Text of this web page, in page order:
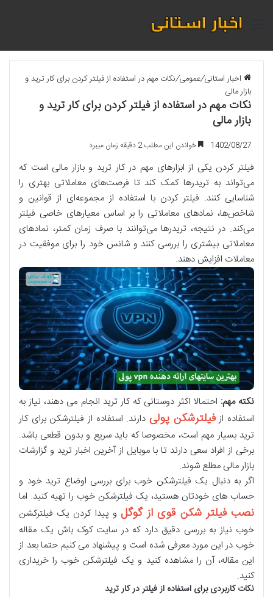
منو
اخبار استانی/عمومی/نکات مهم در استفاده از فیلتر کردن برای کار ترید و
بازار مالی
نکات مهم در استفاده از فیلتر کردن برای کار ترید و
بازار مالی
1402/08/27 خواندن این مطلب 2 دقیقه زمان میبرد
فیلتر کردن یکی از ابزارهای مهم در کار ترید و بازار مالی است که
می‌تواند به تریدرها کمک کند تا فرصت‌های معاملاتی بهتری را
شناسایی کنند. فیلتر کردن با استفاده از مجموعه‌ای از قوانین و
شاخص‌ها، نمادهای معاملاتی را بر اساس معیارهای خاصی فیلتر
می‌کند. در نتیجه، تریدرها می‌توانند با صرف زمان کمتر، نمادهای
معاملاتی بیشتری را بررسی کنند و شانس خود را برای موفقیت در
معاملات افزایش دهند.
نکته مهم: احتمالا اکثر دوستانی که کار ترید انجام می دهند، نیاز به
استفاده ازفیلترشکن پولی دارند. استفاده از فیلترشکن برای کار
ترید بسیار مهم است، مخصوصا که باید سریع و بدون قطعی باشد.
برخی از افراد سعی دارند تا با موبایل از آخرین اخبار ترید و گزارشات
بازار مالی مطلع شوند.
اگر به دنبال یک فیلترشکن خوب برای بررسی اوضاع ترید خود و
حساب های خودتان هستید، یک فیلترشکن خوب را تهیه کنید. اما
نصب فیلتر شکن قوی از گوگل و پیدا کردن یک فیلترکشن
خوب نیاز به بررسی دقیق دارد که در سایت کوک باش یک مقاله
خوب در این مورد معرفی شده است و پیشنهاد می کنیم حتما بعد از
این مقاله، آن را مشاهده کنید و یک فیلترشکن خوب را خریداری
کنید.
نکات کاربردی برای استفاده از فیلتر در کار ترید